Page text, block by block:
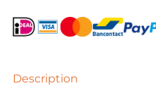
Description